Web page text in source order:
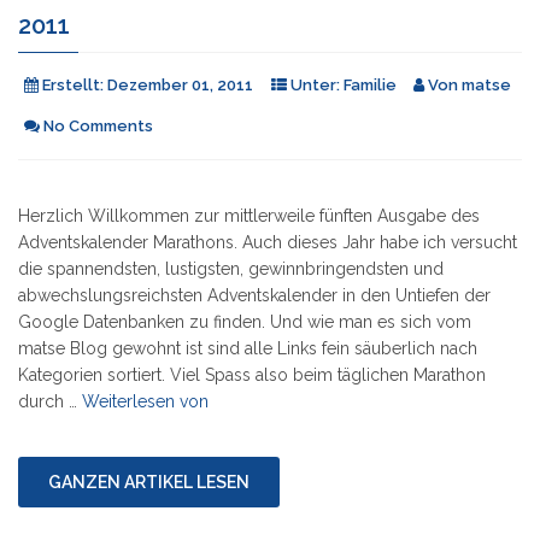
2011
Erstellt: Dezember 01, 2011 Unter: Familie Von matse
No Comments
Herzlich Willkommen zur mittlerweile fünften Ausgabe des
Adventskalender Marathons. Auch dieses Jahr habe ich versucht
die spannendsten, lustigsten, gewinnbringendsten und
abwechslungsreichsten Adventskalender in den Untiefen der
Google Datenbanken zu finden. Und wie man es sich vom
matse Blog gewohnt ist sind alle Links fein säuberlich nach
Kategorien sortiert. Viel Spass also beim täglichen Marathon
durch … Weiterlesen von
Marathon
2011"
GANZEN ARTIKEL LESEN